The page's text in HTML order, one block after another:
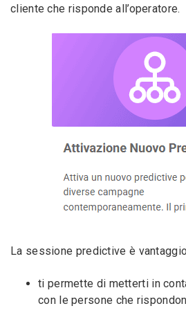
cliente che risponde all’operatore.
La sessione predictive è
ti permette di metterti in
con le persone che